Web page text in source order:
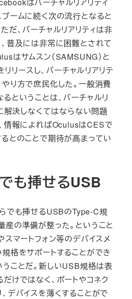
ームに続く次の流行となると
だ、バーチャルリアリティは非
普及には非常に困難とされて
はサムスン（SAMSUNG）と
リースし、バーチャルリアリテ
り方で庶民化した。一般消費
ということは、バーチャルリ
解決しなくてはならない問題
情報によればOculusはCESで
とのことで期待が高まってい
も挿せるUSB
でも挿せるUSBのType-C規
の準備が整った。ということ
スマートフォン等のデバイスメ
格をサポートすることができ
ことだ。新しいUSB規格は表
けではなく、ポートやコネク
デバイスを薄くすることがで